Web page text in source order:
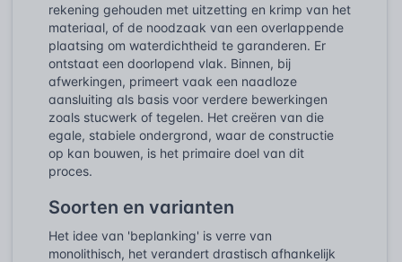
rekening gehouden met uitzetting en krimp van het
materiaal, of de noodzaak van een overlappende
plaatsing om waterdichtheid te garanderen. Er
ontstaat een doorlopend vlak. Binnen, bij
afwerkingen, primeert vaak een naadloze
aansluiting als basis voor verdere bewerkingen
zoals stucwerk of tegelen. Het creëren van die
egale, stabiele ondergrond, waar de constructie
op kan bouwen, is het primaire doel van dit
proces.
Soorten en varianten
Het idee van 'beplanking' is verre van
monolithisch, het verandert drastisch afhankelijk